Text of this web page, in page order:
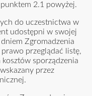
2.1 powyżej.
do uczestnictwa w
udostępni w swojej
Zgromadzenia
przeglądać listę,
sporządzenia
przez